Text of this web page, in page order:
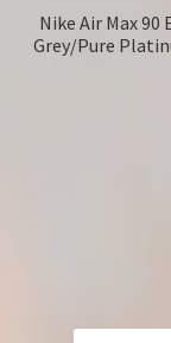
Nike Air Max
Grey/Pure